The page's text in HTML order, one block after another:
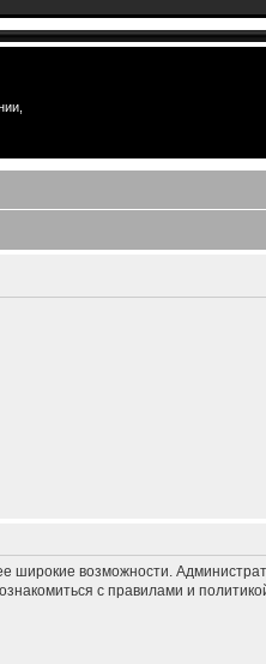
широкие возможности.
с правилами и